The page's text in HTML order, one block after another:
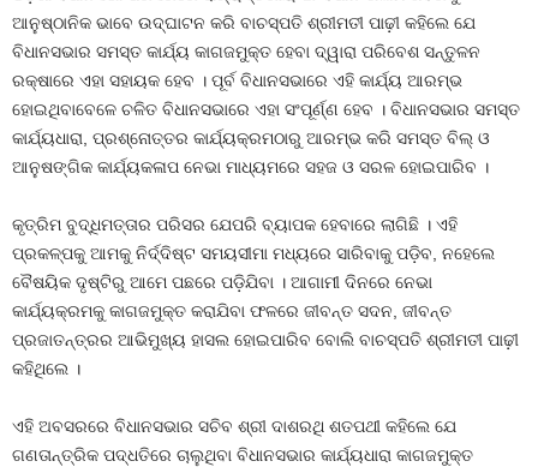
ଆନୁଷ୍ଠାନିକ ଭାବେ ଉଦ୍‌ଘାଟନ କରି ବାଚସ୍ପତି ଶ୍ରୀମତୀ ପାଢ଼ୀ କହିଲେ ଯେ
ବିଧାନସଭାର ସମସ୍ତ କାର୍ଯ୍ୟ କାଗଜମୁକ୍ତ ହେବା ଦ୍ୱାରା ପରିବେଶ ସନ୍ତୁଳନ
ରକ୍ଷାରେ ଏହା ସହାୟକ ହେବ । ପୂର୍ବ ବିଧାନସଭାରେ ଏହି କାର୍ଯ୍ୟ ଆରମ୍ଭ
ହୋଇଥିବାବେଳେ ଚଳିତ ବିଧାନସଭାରେ ଏହା ସଂପୂର୍ଣ୍ଣ ହେବ । ବିଧାନସଭାର ସମସ୍ତ
କାର୍ଯ୍ୟଧାରା, ପ୍ରଶ୍ନୋତ୍ତର କାର୍ଯ୍ୟକ୍ରମଠାରୁ ଆରମ୍ଭ କରି ସମସ୍ତ ବିଲ୍‌ ଓ
ଆନୁଷଙ୍ଗିକ କାର୍ଯ୍ୟକଳାପ ନେଭା ମାଧ୍ୟମରେ ସହଜ ଓ ସରଳ ହୋଇପାରିବ ।
କୃତ୍ରିମ ବୁଦ୍ଧିମତ୍ତାର ପରିସର ଯେପରି ବ୍ୟାପକ ହେବାରେ ଲାଗିଛି । ଏହି
ପ୍ରକଳ୍ପକୁ ଆମକୁ ନିର୍ଦ୍ଦିଷ୍ଟ ସମୟସୀମା ମଧ୍ୟରେ ସାରିବାକୁ ପଡ଼ିବ, ନହେଲେ
ବୈଷୟିକ ଦୃଷ୍ଟିରୁ ଆମେ ପଛରେ ପଡ଼ିଯିବା । ଆଗାମୀ ଦିନରେ ନେଭା
କାର୍ଯ୍ୟକ୍ରମକୁ କାଗଜମୁକ୍ତ କରାଯିବା ଫଳରେ ଜୀବନ୍ତ ସଦନ, ଜୀବନ୍ତ
ପ୍ରଜାତନ୍ତ୍ରର ଆଭିମୁଖ୍ୟ ହାସଲ ହୋଇପାରିବ ବୋଲି ବାଚସ୍ପତି ଶ୍ରୀମତୀ ପାଢ଼ୀ
କହିଥିଲେ ।
ଏହି ଅବସରରେ ବିଧାନସଭାର ସଚିବ ଶ୍ରୀ ଦାଶରଥି ଶତପଥୀ କହିଲେ ଯେ
ଗଣତାନ୍ତ୍ରିକ ପଦ୍ଧତିରେ ଚାଲୁଥିବା ବିଧାନସଭାର କାର୍ଯ୍ୟଧାରା କାଗଜମୁକ୍ତ